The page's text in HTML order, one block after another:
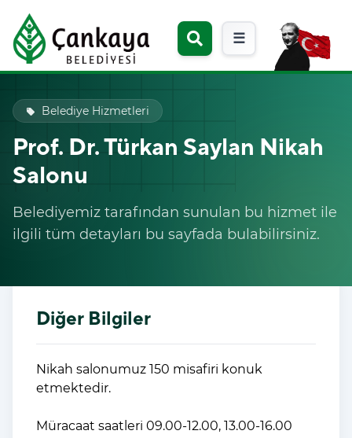
☰
local_offer Belediye Hizmetleri
Prof. Dr. Türkan Saylan Nikah
Salonu
Belediyemiz tarafından sunulan bu hizmet ile
ilgili tüm detayları bu sayfada bulabilirsiniz.
Diğer Bilgiler
Nikah salonumuz 150 misafiri konuk
etmektedir.
Müracaat saatleri 09.00-12.00, 13.00-16.00